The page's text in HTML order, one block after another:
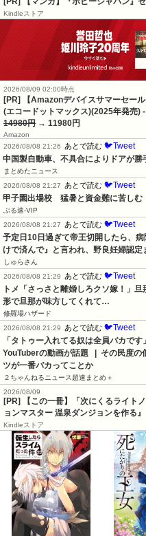
Kindleストア
2026/08/09 02:00時点
[PR] 【Amazonデバイスサマーセー
(エコードットマックス)(2025年発売
14980円 → 11980円
Amazon
2026/08/08 21:26
あとで読む 🐦Tweet
中国製自動車、不具合によりドアが勝
まとめたニュース
2026/08/08 21:27
あとで読む 🐦Tweet
甲子園出場校　猛暑と資金難に苦しむ
ぶる速-VIP
2026/08/08 21:27
あとで読む 🐦Tweet
予定日10日過ぎて帝王切開したら、
けで済んで』と言われ、野良妊婦認定
しゅらさん
2026/08/08 21:29
あとで読む 🐦Tweet
トメ「さっさと離婚しろクソ嫁！」
形で旦那が味方してくれて…
修羅場ハザード
2026/08/08 21:29
あとで読む 🐦Tweet
「タトゥー入れてる奴は全員バカで
YouTuberの動画が話題   |  その民度
ツが一番バカってことか
２ちゃんねるニュース超速まとめ＋
2026/08/09
[PR] 【この一冊】「次にくるライト
ョンマスター 温泉ダンジョンを作る
Kindleストア